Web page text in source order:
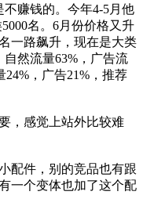
赚钱的。今年4-5月他
名。6月份价格又升
一路飙升，现在是大类
然流量63%，广告流
24%，广告21%，推荐
，感觉上站外比较难
配件，别的竞品也有跟
一个变体也加了这个配